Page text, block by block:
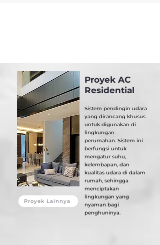
Proyek AC
Residential
Proyek Lainnya
Sistem pendingin udara
yang dirancang khusus
untuk digunakan di
lingkungan
perumahan. Sistem ini
berfungsi untuk
mengatur suhu,
kelembapan, dan
kualitas udara di dalam
rumah, sehingga
menciptakan
lingkungan yang
nyaman bagi
penghuninya.